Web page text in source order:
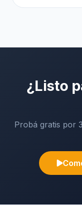
¿Listo
Probá gratis por